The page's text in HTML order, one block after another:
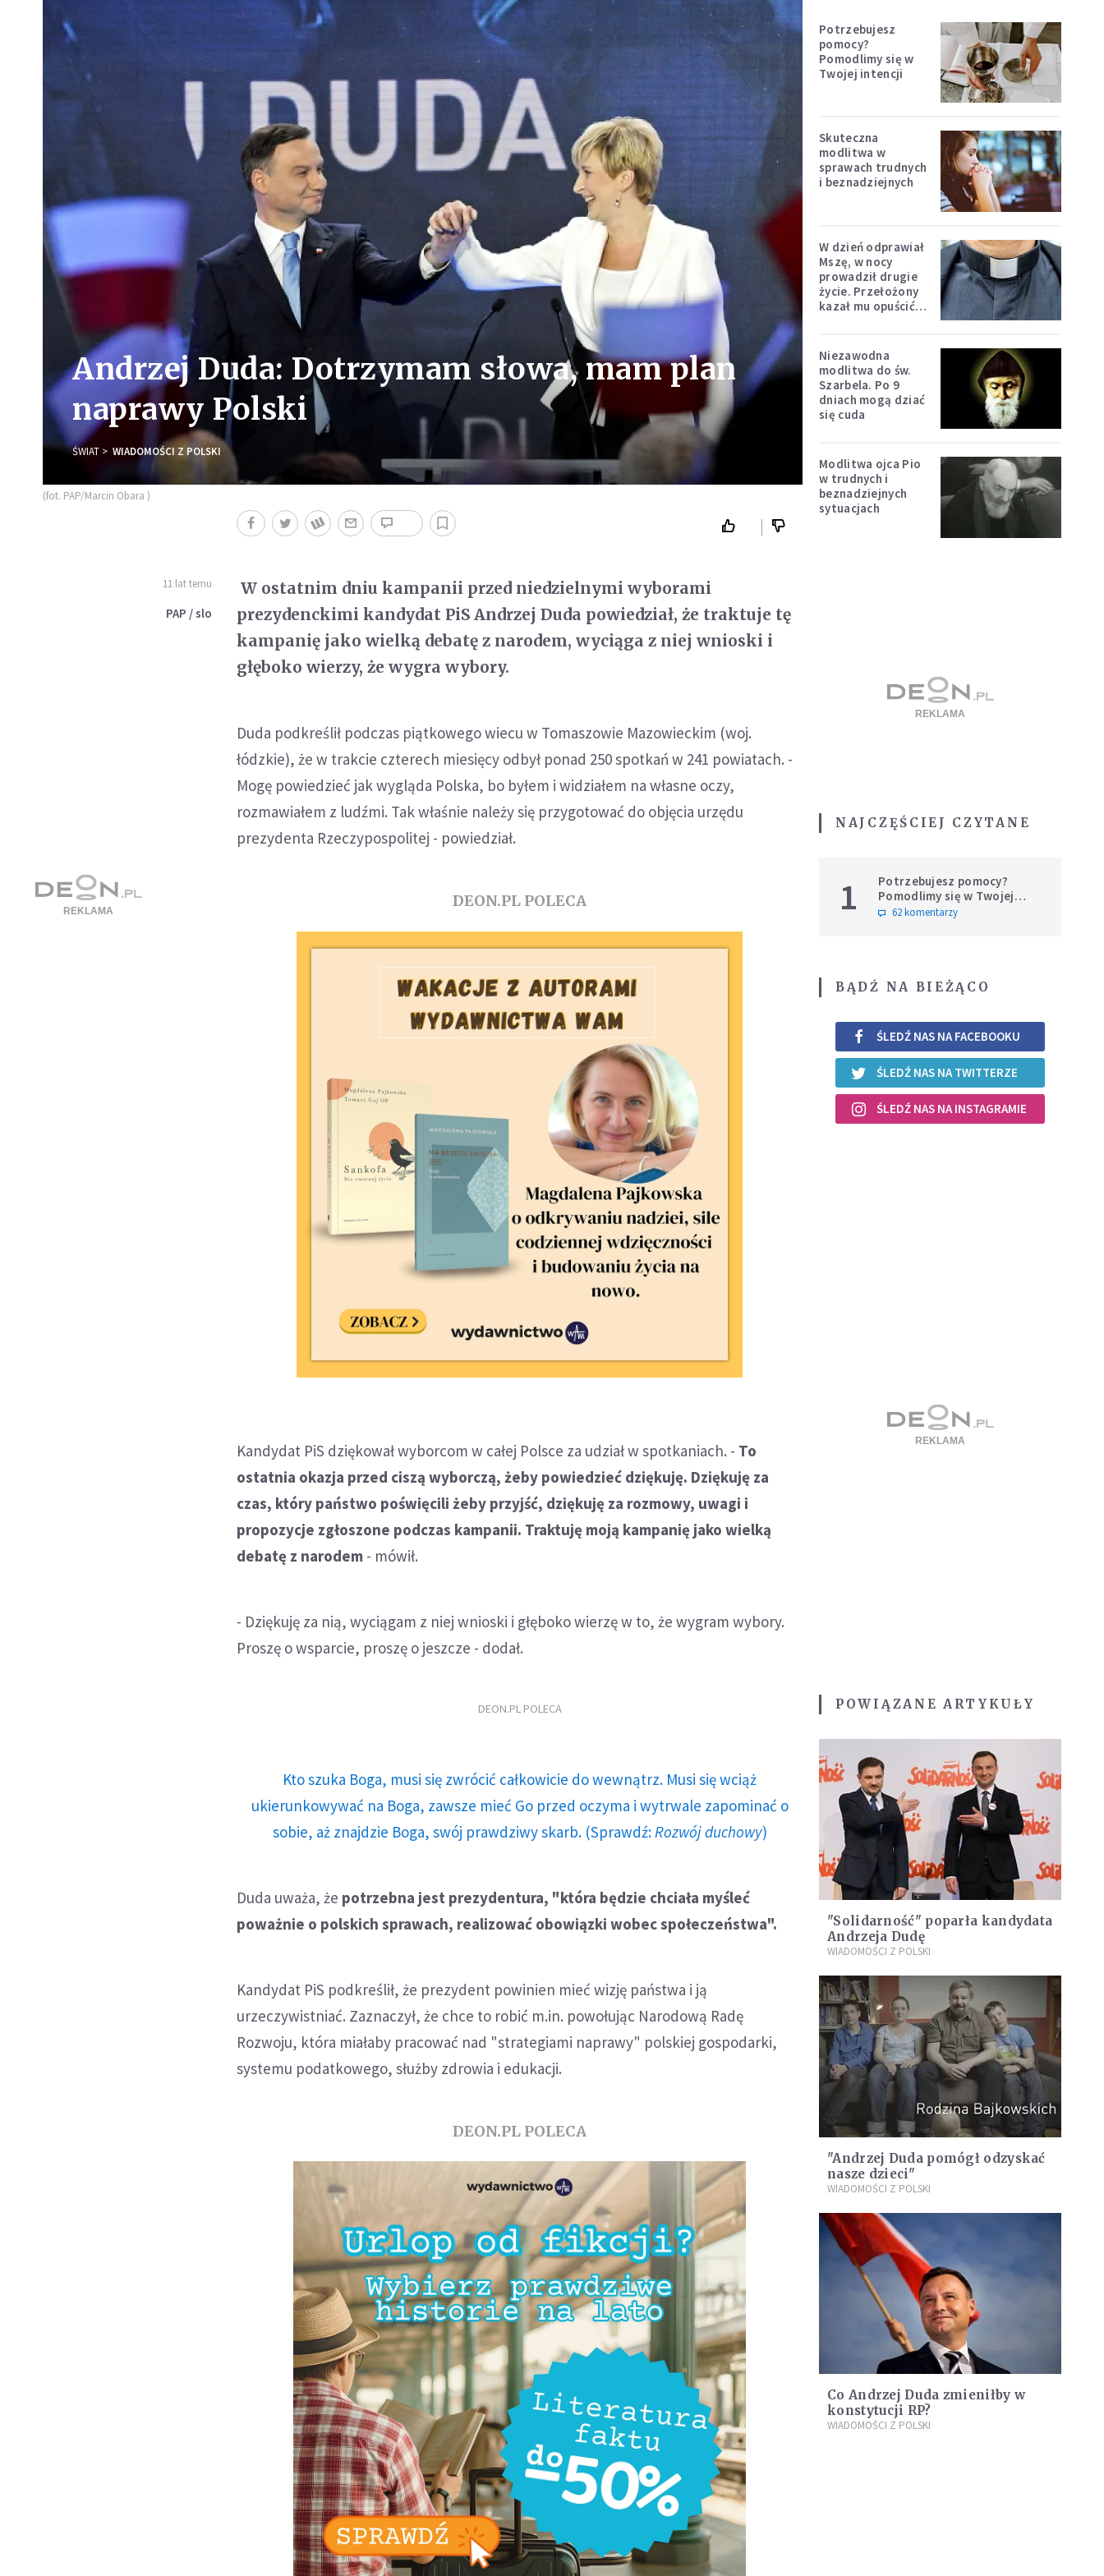
Andrzej Duda: Dotrzymam słowa, mam plan
naprawy Polski
ŚWIAT WIADOMOŚCI Z POLSKI
(fot. PAP/Marcin Obara )
11 lat temu
PAP / slo
W ostatnim dniu kampanii przed niedzielnymi wyborami
prezydenckimi kandydat PiS Andrzej Duda powiedział, że traktuje tę
kampanię jako wielką debatę z narodem, wyciąga z niej wnioski i
głęboko wierzy, że wygra wybory.
Duda podkreślił podczas piątkowego wiecu w Tomaszowie Mazowieckim (woj.
łódzkie), że w trakcie czterech miesięcy odbył ponad 250 spotkań w 241 powiatach. -
Mogę powiedzieć jak wygląda Polska, bo byłem i widziałem na własne oczy,
rozmawiałem z ludźmi. Tak właśnie należy się przygotować do objęcia urzędu
prezydenta Rzeczypospolitej - powiedział.
DEON.PL POLECA
Kandydat PiS dziękował wyborcom w całej Polsce za udział w spotkaniach. - To
ostatnia okazja przed ciszą wyborczą, żeby powiedzieć dziękuję. Dziękuję za
czas, który państwo poświęcili żeby przyjść, dziękuję za rozmowy, uwagi i
propozycje zgłoszone podczas kampanii. Traktuję moją kampanię jako wielką
debatę z narodem - mówił.
- Dziękuję za nią, wyciągam z niej wnioski i głęboko wierzę w to, że wygram wybory.
Proszę o wsparcie, proszę o jeszcze - dodał.
DEON.PL POLECA
Kto szuka Boga, musi się zwrócić całkowicie do wewnątrz. Musi się wciąż
ukierunkowywać na Boga, zawsze mieć Go przed oczyma i wytrwale zapominać o
sobie, aż znajdzie Boga, swój prawdziwy skarb. (Sprawdź: Rozwój duchowy)
Duda uważa, że potrzebna jest prezydentura, "która będzie chciała myśleć
poważnie o polskich sprawach, realizować obowiązki wobec społeczeństwa".
Kandydat PiS podkreślił, że prezydent powinien mieć wizję państwa i ją
urzeczywistniać. Zaznaczył, że chce to robić m.in. powołując Narodową Radę
Rozwoju, która miałaby pracować nad "strategiami naprawy" polskiej gospodarki,
systemu podatkowego, służby zdrowia i edukacji.
DEON.PL POLECA
Potrzebujesz
pomocy?
Pomodlimy się w
Twojej intencji
Skuteczna
modlitwa w
sprawach trudnych
i beznadziejnych
W dzień odprawiał
Mszę, w nocy
prowadził drugie
życie. Przełożony
kazał mu opuścić
Niezawodna
modlitwa do św.
Szarbela. Po 9
dniach mogą dziać
się cuda
Modlitwa ojca Pio
w trudnych i
beznadziejnych
sytuacjach
NAJCZĘŚCIEJ CZYTANE
1
Potrzebujesz pomocy?
Pomodlimy się w Twojej
intencji
62 komentarzy
BĄDŹ NA BIEŻĄCO
ŚLEDŹ NAS NA FACEBOOKU
ŚLEDŹ NAS NA TWITTERZE
ŚLEDŹ NAS NA INSTAGRAMIE
POWIĄZANE ARTYKUŁY
"Solidarność" poparła kandydata
Andrzeja Dudę
WIADOMOŚCI Z POLSKI
"Andrzej Duda pomógł odzyskać
nasze dzieci"
WIADOMOŚCI Z POLSKI
Co Andrzej Duda zmieniłby w
konstytucji RP?
WIADOMOŚCI Z POLSKI